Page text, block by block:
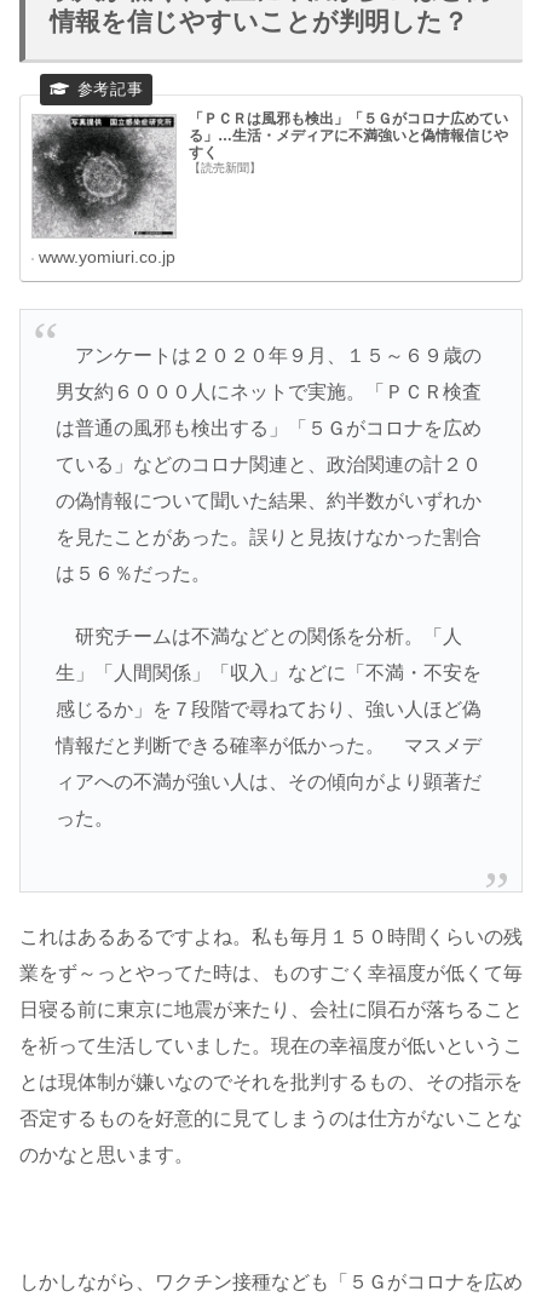
情報を信じやすいことが判明した？
「ＰＣＲは風邪も検出」「５Ｇがコロナ広めてい
る」…生活・メディアに不満強いと偽情報信じや
すく
【読売新聞】
www.yomiuri.co.jp
アンケートは２０２０年９月、１５～６９歳の
男女約６０００人にネットで実施。「ＰＣＲ検査
は普通の風邪も検出する」「５Ｇがコロナを広め
ている」などのコロナ関連と、政治関連の計２０
の偽情報について聞いた結果、約半数がいずれか
を見たことがあった。誤りと見抜けなかった割合
は５６％だった。
研究チームは不満などとの関係を分析。「人
生」「人間関係」「収入」などに「不満・不安を
感じるか」を７段階で尋ねており、強い人ほど偽
情報だと判断できる確率が低かった。 マスメデ
ィアへの不満が強い人は、その傾向がより顕著だ
った。
これはあるあるですよね。私も毎月１５０時間くらいの残
業をず～っとやってた時は、ものすごく幸福度が低くて毎
日寝る前に東京に地震が来たり、会社に隕石が落ちること
を祈って生活していました。現在の幸福度が低いというこ
とは現体制が嫌いなのでそれを批判するもの、その指示を
否定するものを好意的に見てしまうのは仕方がないことな
のかなと思います。
しかしながら、ワクチン接種なども「５Ｇがコロナを広め